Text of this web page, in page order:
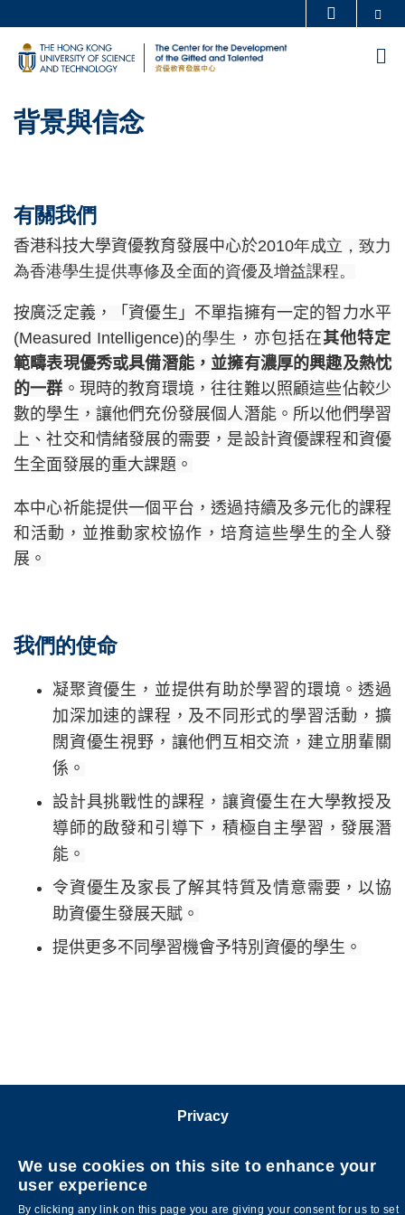
main
科大新聞 學術部門索引
校園地圖及指南
教授簡錄
Text
Area
背景與信念
有關我們
香港科技大學資優教育發展中心於2010年成立，致力
為香港學生提供專修及全面的資優及增益課程。
按廣泛定義，「資優生」不單指擁有一定的智力水平
(Measured Intelligence)的學生 ，亦包括在其他特定
範疇表現優秀或具備潛能，並擁有濃厚的興趣及熱忱
的一群 。 現時的教育環境，往往難以照顧這些佔較少
數的學生，讓他們充份發展個人潛能。 所以他們學習
上、社交和情緒發展的需要，是設計資優課程和資優
生全面發展的重大課題。
本中心祈能提供一個平台，透過持續及多元化的課程
和活動，並推動家校協作，培育這些學生的全人發
展。
我們的使命
凝聚資優生，並提供有助於學習的環境。透過
加深加速的課程，及不同形式的學習活動，擴
闊資優生視野，讓他們互相交流，建立朋輩關
係。
設計具挑戰性的課程，讓資優生在大學教授及
導師的啟發和引導下，積極自主學習，發展潛
能。
令資優生及家長了解其特質及情意需要，以協
助資優生發展天賦。
提供更多不同學習機會予特別資優的學生。
Privacy
We use cookies on this site to enhance your
user experience
By clicking any link on this page you are giving your consent for us to set